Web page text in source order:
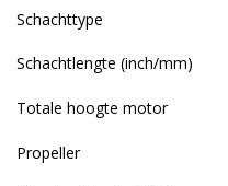
Schachttype
Schachtlengte (inch/mm)
Totale hoogte motor
Propeller